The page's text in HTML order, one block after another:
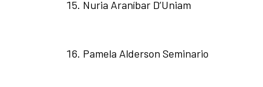
Nuria Araníbar D’Uniam
Pamela Alderson Seminario